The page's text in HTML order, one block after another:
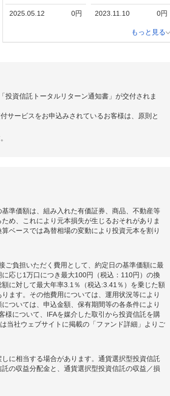
2025.05.12 0円 2023.11.10 0円
もっと見る
資信託トータルリターン通知書」が交付されま
サービスをお申込みされているお客様は、原則と
準価額は、組み入れた有価証券、商品、不動産等
め、これにより元本損失が生じるおそれがありま
ベースでは為替相場の変動により投資元本を割り
ご負担いただく費用として、約定日の基準価額に最
応じ1万口につき最大100円（税込：110円）の換
に対して最大年率3.1％（税込:3.41％）を乗じた額
ます。その他費用については、運用状況等により
ついては、申込金額、保有期間等の各条件により
様について、IFAを媒介した取引から投資信託を購
当社ウェブサイトに掲載の「ファンド詳細」よりご
に相当する場合があります。通貨選択型投資信託
の収益分配金と、通貨選択型投資信託の収益／損